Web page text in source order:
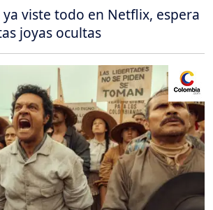
ya viste todo en Netflix, espera
joyas ocultas